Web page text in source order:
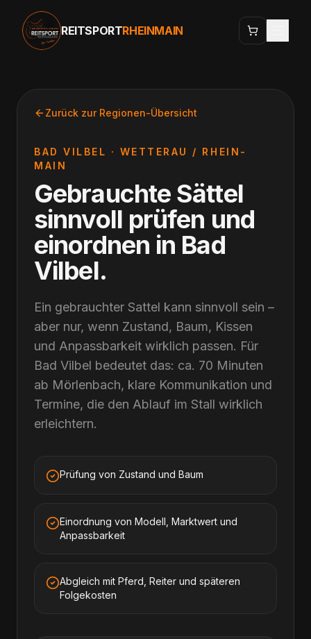
REITSPORTRHEINMAIN
Zurück zur Regionen-Übersicht
BAD VILBEL · WETTERAU / RHEIN-
MAIN
Gebrauchte Sättel
sinnvoll prüfen und
einordnen in Bad
Vilbel.
Ein gebrauchter Sattel kann sinnvoll sein –
aber nur, wenn Zustand, Baum, Kissen
und Anpassbarkeit wirklich passen. Für
Bad Vilbel bedeutet das: ca. 70 Minuten
ab Mörlenbach, klare Kommunikation und
Termine, die den Ablauf im Stall wirklich
erleichtern.
Prüfung von Zustand und Baum
Einordnung von Modell, Marktwert und
Anpassbarkeit
Abgleich mit Pferd, Reiter und späteren
Folgekosten